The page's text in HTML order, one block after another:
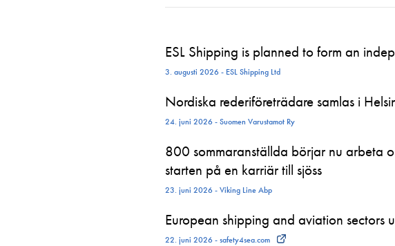
ESL Shipping is planned to form an
3. augusti 2026 - ESL Shipping Ltd
Nordiska rederiföreträdare samlas i
24. juni 2026 - Suomen Varustamot Ry
800 sommaranställda börjar nu arbeta
starten på en karriär till sjöss
23. juni 2026 - Viking Line Abp
European shipping and aviation sectors
22. juni 2026 - safety4sea.com